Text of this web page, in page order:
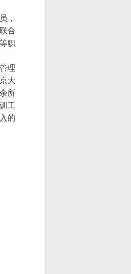
，
合
职
理
大
余所
工
的